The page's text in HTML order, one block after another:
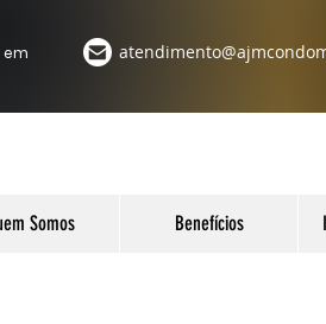
em
Somos Benefícios